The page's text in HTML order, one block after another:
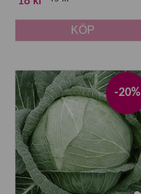
KÖP
-20%